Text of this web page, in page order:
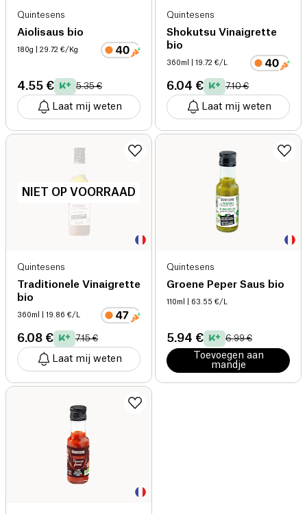
Quintesens
Aiolisaus bio
180g | 29.72 €/Kg
4.55 € 5.35 €
Laat mij weten
Quintesens
Shokutsu Vinaigrette
bio
360ml | 19.72 €/L
6.04 € 7.10 €
Laat mij weten
NIET OP VOORRAAD
Quintesens
Traditionele Vinaigrette
bio
360ml | 19.86 €/L
6.08 € 7.15 €
Laat mij weten
Quintesens
Groene Peper Saus bio
110ml | 63.55 €/L
5.94 € 6.99 €
Toevoegen aan
mandje